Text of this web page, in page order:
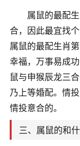
属鼠的最配
合，因此最宜找
属鼠的最配生肖
幸福，万事易成
鼠与申猴辰龙三
乃上等婚配。情
情投意合的。
三、属鼠的和
17分钟前 来自
心若莲花
我是做餐饮的
一家，要么
家底快败光了
回事？
鹿森：你可
太阳当空赵